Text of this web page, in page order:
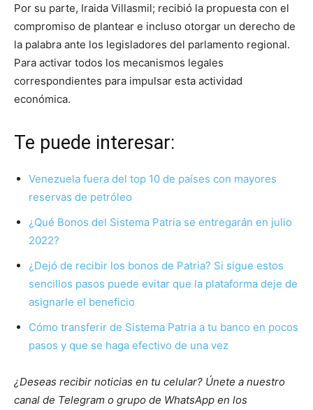
Por su parte, Iraida Villasmil; recibió la propuesta con el
compromiso de plantear e incluso otorgar un derecho de
la palabra ante los legisladores del parlamento regional.
Para activar todos los mecanismos legales
correspondientes para impulsar esta actividad
económica.
Te puede interesar:
Venezuela fuera del top 10 de países con mayores
reservas de petróleo
¿Qué Bonos del Sistema Patria se entregarán en julio
2022?
¿Dejó de recibir los bonos de Patria? Si sigue estos
sencillos pasos puede evitar que la plataforma deje de
asignarle el beneficio
Cómo transferir de Sistema Patria a tu banco en pocos
pasos y que se haga efectivo de una vez
¿Deseas recibir noticias en tu celular? Únete a nuestro
canal de Telegram o grupo de WhatsApp en los